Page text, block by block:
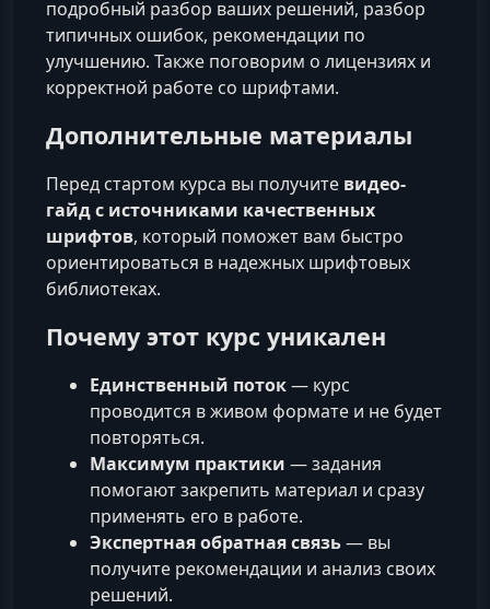
подробный разбор ваших решений, разбор
типичных ошибок, рекомендации по
улучшению. Также поговорим о лицензиях и
корректной работе со шрифтами.
Дополнительные материалы
Перед стартом курса вы получите видео-
гайд с источниками качественных
шрифтов, который поможет вам быстро
ориентироваться в надежных шрифтовых
библиотеках.
Почему этот курс уникален
Единственный поток— курс
проводится в живом формате и не будет
повторяться.
Максимум практики — задания
помогают закрепить материал и сразу
применять его в работе.
Экспертная обратная связь— вы
получите рекомендации и анализ своих
решений.